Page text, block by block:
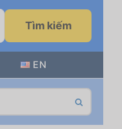
Tìm kiếm
EN